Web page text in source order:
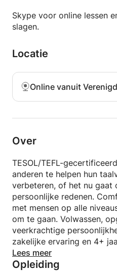
Skype voor online lessen
slagen.
Locatie
Online vanuit
Over
TESOL/TEFL-
anderen te helpen hun
verbeteren, of het nu gaat
persoonlijke redenen.
met mensen op alle
om te gaan. Volwassen,
veerkrachtige
zakelijke ervaring en 4+
Hoewel ik er maar een
volgende: Nederlands,
Lees meer
Opleiding